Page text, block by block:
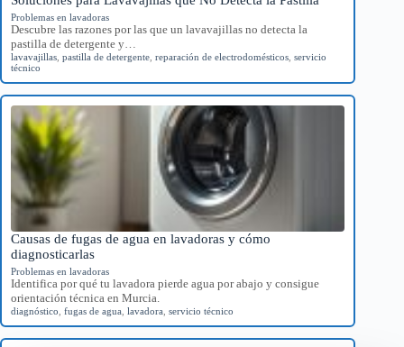
Problemas en lavadoras
Descubre las razones por las que un lavavajillas no detecta la
pastilla de detergente y…
lavavajillas pastilla de detergente reparación de electrodomésticos servicio
técnico
Causas de fugas de agua en lavadoras y cómo
diagnosticarlas
Problemas en lavadoras
Identifica por qué tu lavadora pierde agua por abajo y consigue
orientación técnica en Murcia.
diagnóstico fugas de agua lavadora servicio técnico